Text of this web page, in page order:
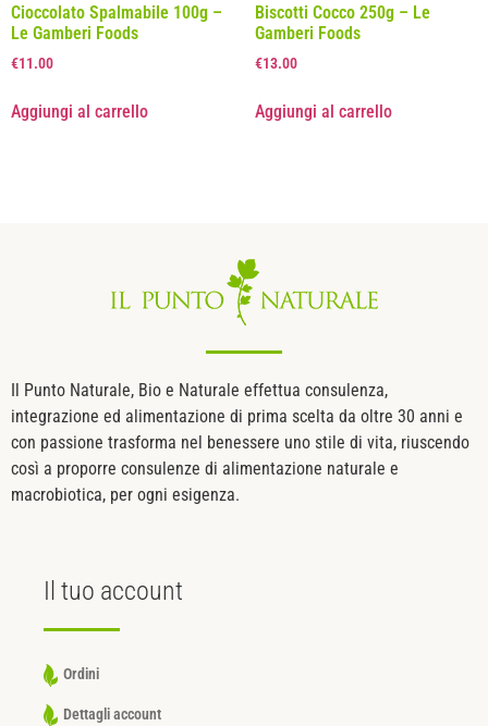
Cioccolato Spalmabile 100g –
Le Gamberi Foods
€11.00
Aggiungi al carrello
Biscotti Cocco 250g – Le
Gamberi Foods
€13.00
Aggiungi al carrello
Il Punto Naturale, Bio e Naturale effettua consulenza,
integrazione ed alimentazione di prima scelta da oltre 30 anni e
con passione trasforma nel benessere uno stile di vita, riuscendo
così a proporre consulenze di alimentazione naturale e
macrobiotica, per ogni esigenza.
Il tuo account
Ordini
Dettagli account